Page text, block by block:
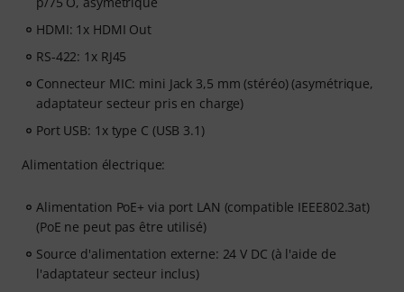
HDMI: 1x HDMI Out
RS-422: 1x RJ45
Connecteur MIC: mini Jack 3,5 mm (stéréo) (asymétrique,
adaptateur secteur pris en charge)
Port USB: 1x type C (USB 3.1)
Alimentation électrique:
Alimentation PoE+ via port LAN (compatible IEEE802.3at)
(PoE ne peut pas être utilisé)
Source d'alimentation externe: 24 V DC (à l'aide de
l'adaptateur secteur inclus)